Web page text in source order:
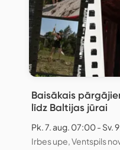
Baisākais
līdz Baltijas jūrai
Pk. 7. aug. 07:00 - Sv.
Irbes upe, Ventspils